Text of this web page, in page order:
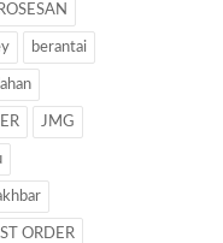
berantai
JMG
ORDER